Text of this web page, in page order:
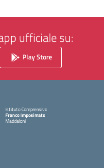
ufficiale su:
Play Store
Istituto Comprensivo
Franco Imposimato
Maddaloni